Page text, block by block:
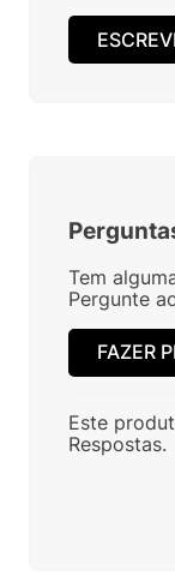
Tem
Pergunte
FAZER
Este
Respostas.